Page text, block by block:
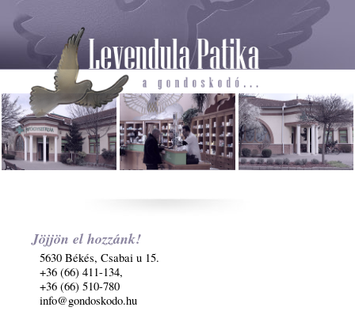
Jöjjön el hozzánk!
5630 Békés, Csabai u 15.
+36 (66) 411-134,
+36 (66) 510-780
info@gondoskodo.hu